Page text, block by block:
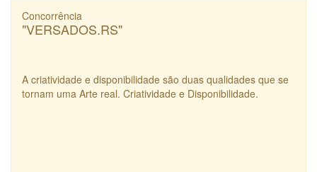
Concorrência
"VERSADOS.RS"
A criatividade e disponibilidade são duas qualidades que se
tornam uma Arte real. Criatividade e Disponibilidade.